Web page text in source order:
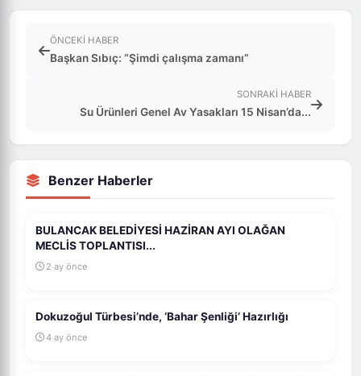
ÖNCEKI HABER
Başkan Sıbıç: “Şimdi çalışma zamanı”
SONRAKI HABER
Su Ürünleri Genel Av Yasakları 15 Nisan’da...
Benzer Haberler
BULANCAK BELEDİYESİ HAZİRAN AYI OLAĞAN
MECLİS TOPLANTISI...
2 ay önce
Dokuzoğul Türbesi’nde, ‘Bahar Şenliği’ Hazırlığı
4 ay önce